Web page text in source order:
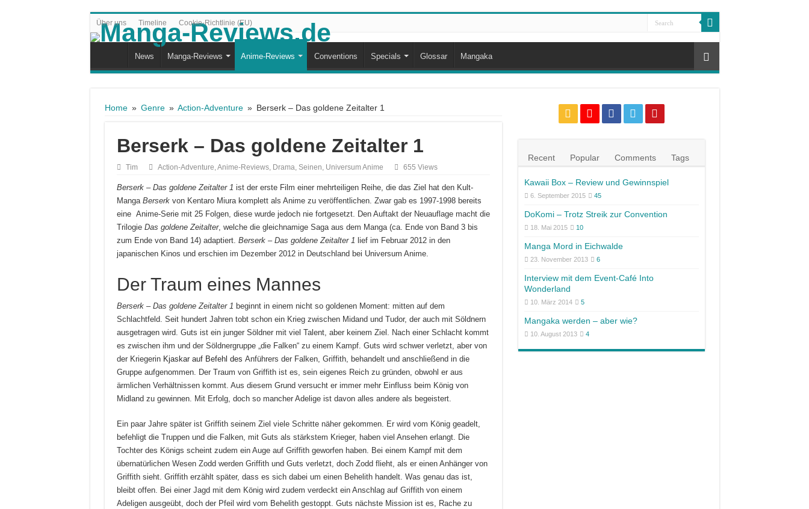
Über uns Timeline Cookie-Richtlinie (EU)
News Manga-Reviews Anime-Reviews Conventions Specials Glossar Mangaka
Home » Genre » Action-Adventure » Berserk – Das goldene Zeitalter 1
Berserk – Das goldene Zeitalter 1
Tim Action-Adventure,Anime-Reviews, Drama, Seinen, Universum Anime 655 Views
Berserk – Das goldene Zeitalter 1 ist der erste Film einer mehrteiligen Reihe, die das Ziel hat den Kult-
Manga Berserkvon Kentaro Miura komplett als Anime zu veröffentlichen. Zwar gab es 1997-1998 bereits
eine Anime-Serie mit 25 Folgen, diese wurde jedoch nie fortgesetzt. Den Auftakt der Neuauflage macht die
Trilogie Das goldene Zeitalter, welche die gleichnamige Saga aus dem Manga (ca. Ende von Band 3 bis
zum Ende von Band 14) adaptiert. Berserk – Das goldene Zeitalter 1 lief im Februar 2012 in den
japanischen Kinos und erschien im Dezember 2012 in Deutschland bei Universum Anime.
Der Traum eines Mannes
Berserk – Das goldene Zeitalter 1 beginnt in einem nicht so goldenen Moment: mitten auf dem
Schlachtfeld. Seit hundert Jahren tobt schon ein Krieg zwischen Midand und Tudor, der auch mit Söldnern
ausgetragen wird. Guts ist ein junger Söldner mit viel Talent, aber keinem Ziel. Nach einer Schlacht kommt
es zwischen ihm und der Söldnergruppe „die Falken“ zu einem Kampf. Guts wird schwer verletzt, aber von
der Kriegerin Kjaskar auf Befehl des Anführers der Falken, Griffith, behandelt und anschließend in die
Gruppe aufgenommen. Der Traum von Griffith ist es, sein eigenes Reich zu gründen, obwohl er aus
ärmlichen Verhältnissen kommt. Aus diesem Grund versucht er immer mehr Einfluss beim König von
Midland zu gewinnen. Mit Erfolg, doch so mancher Adelige ist davon alles andere als begeistert.
Ein paar Jahre später ist Griffith seinem Ziel viele Schritte näher gekommen. Er wird vom König geadelt,
befehligt die Truppen und die Falken, mit Guts als stärkstem Krieger, haben viel Ansehen erlangt. Die
Tochter des Königs scheint zudem ein Auge auf Griffith geworfen haben. Bei einem Kampf mit dem
übernatürlichen Wesen Zodd werden Griffith und Guts verletzt, doch Zodd flieht, als er einen Anhänger von
Griffith sieht. Griffith erzählt später, dass es sich dabei um einen Behelith handelt. Was genau das ist,
bleibt offen. Bei einer Jagd mit dem König wird zudem verdeckt ein Anschlag auf Griffith von einem
Adeligen ausgeübt, doch der Pfeil wird vom Behelith gestoppt. Guts nächste Mission ist es, Rache zu
Recent Popular Comments Tags
Kawaii Box – Review und Gewinnspiel
6. September 2015 45
DoKomi – Trotz Streik zur Convention
18. Mai 2015 10
Manga Mord in Eichwalde
23. November 2013 6
Interview mit dem Event-Café Into
Wonderland
10. März 2014 5
Mangaka werden – aber wie?
10. August 2013 4